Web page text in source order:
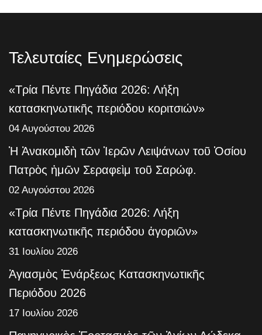
Τελευταίες Ενημερώσεις
«Τρία Πέντε Πηγάδια 2026: Λήξη
κατασκηνωτικῆς περιόδου κοριτσιών»
04 Αυγούστου 2026
Ἡ Ἀνακομιδὴ τῶν Ἱερῶν Λειψάνων τοῦ Ὁσίου
Πατρὸς ἡμῶν Σεραφεὶμ τοῦ Σαρώφ.
02 Αυγούστου 2026
«Τρία Πέντε Πηγάδια 2026: Λήξη
κατασκηνωτικῆς περιόδου ἀγοριῶν»
31 Ιουλίου 2026
Ἁγιασμὸς Ἐνάρξεως Κατασκηνωτικῆς
Περιόδου 2026
17 Ιουλίου 2026